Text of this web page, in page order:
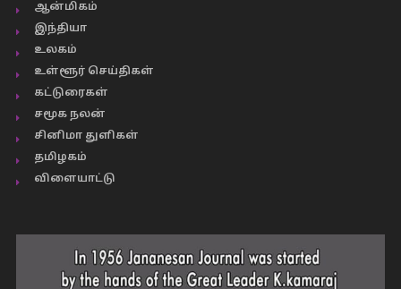
ஆன்மிகம்
இந்தியா
உலகம்
உள்ளூர் செய்திகள்
கட்டுரைகள்
சமூக நலன்
சினிமா துளிகள்
தமிழகம்
விளையாட்டு